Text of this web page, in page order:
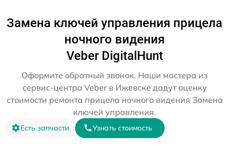
Замена ключей управления прицела
ночного видения
Veber DigitalHunt
Оформите обратный звонок. Наши мастера из
сервис-центра Veber в Ижевске дадут оценку
стоимости ремонта прицела ночного видения Замена
ключей управления.
Есть запчасти Узнать стоимость